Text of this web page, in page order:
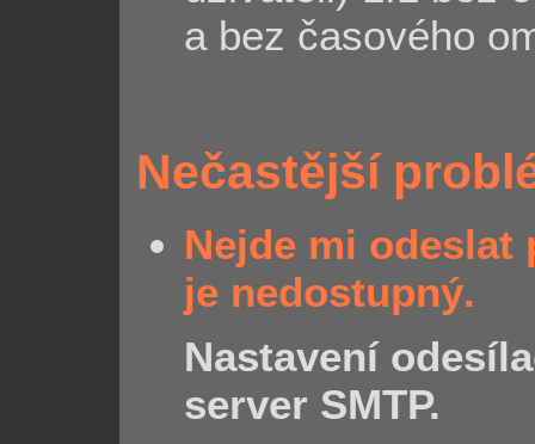
a bez časového
Nečastější
Nejde mi odeslat
je nedostupný.
Nastavení
server SMTP.